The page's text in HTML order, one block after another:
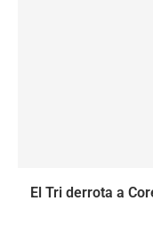
El Tri derrota a